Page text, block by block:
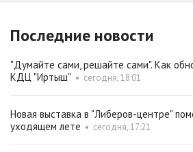
Последние новости
"Думайте сами, решайте сами". Как
КДЦ "Иртыш" • сегодня, 18:01
Новая выставка в "Либеров-центре"
уходящем лете • сегодня, 17:21